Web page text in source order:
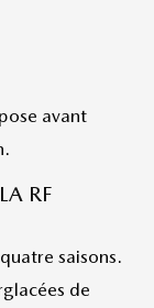
avant
RF
saisons.
de